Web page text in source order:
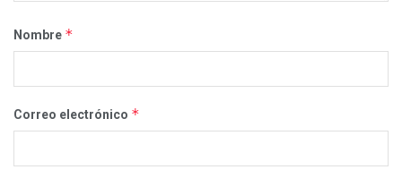
Nombre *
Correo electrónico *